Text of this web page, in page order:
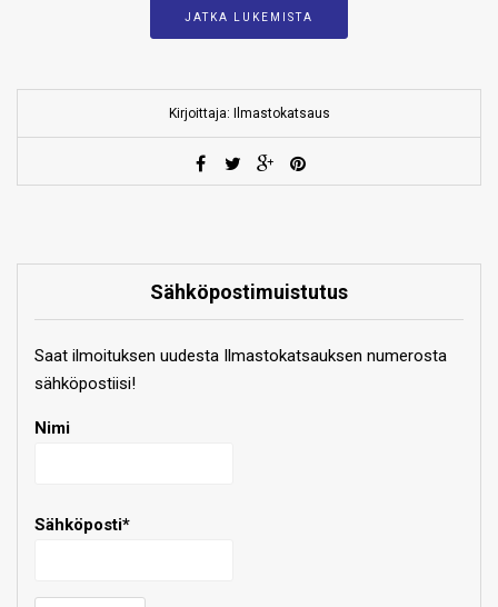
JATKA LUKEMISTA
Kirjoittaja: Ilmastokatsaus
Sähköpostimuistutus
Saat ilmoituksen uudesta Ilmastokatsauksen numerosta
sähköpostiisi!
Nimi
Sähköposti*